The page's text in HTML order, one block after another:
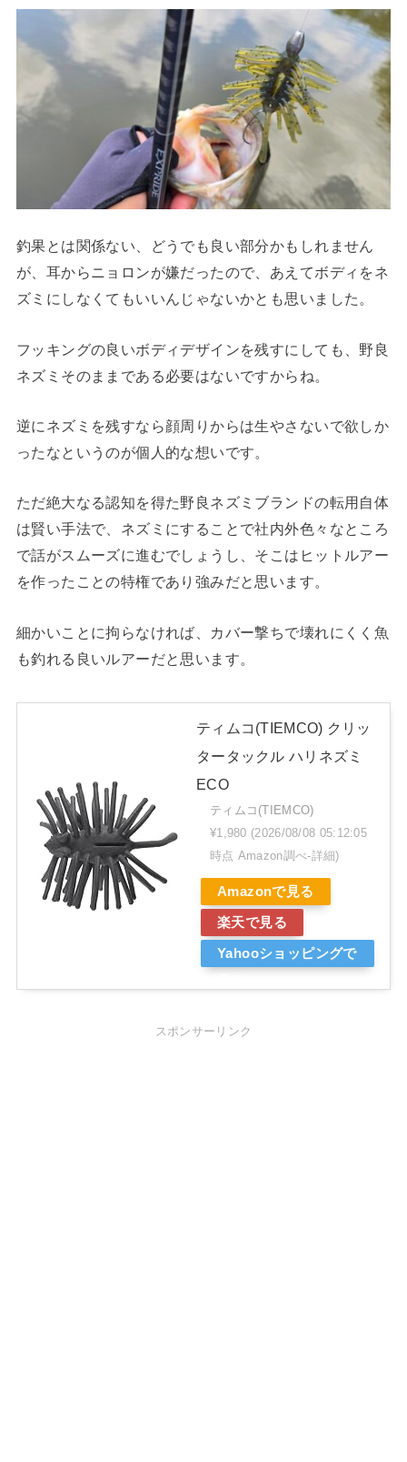
釣果とは関係ない、どうでも良い部分かもしれません
が、耳からニョロンが嫌だったので、あえてボディをネ
ズミにしなくてもいいんじゃないかとも思いました。
フッキングの良いボディデザインを残すにしても、野良
ネズミそのままである必要はないですからね。
逆にネズミを残すなら顔周りからは生やさないで欲しか
ったなというのが個人的な想いです。
ただ絶大なる認知を得た野良ネズミブランドの転用自体
は賢い手法で、ネズミにすることで社内外色々なところ
で話がスムーズに進むでしょうし、そこはヒットルアー
を作ったことの特権であり強みだと思います。
細かいことに拘らなければ、カバー撃ちで壊れにくく魚
も釣れる良いルアーだと思います。
ティムコ(TIEMCO) クリッ
タータックル ハリネズミ
ECO
ティムコ(TIEMCO)
¥1,980 (2026/08/08 05:12:05
時点 Amazon調べ-詳細)
Amazonで見る
楽天で見る
Yahooショッピングで
スポンサーリンク